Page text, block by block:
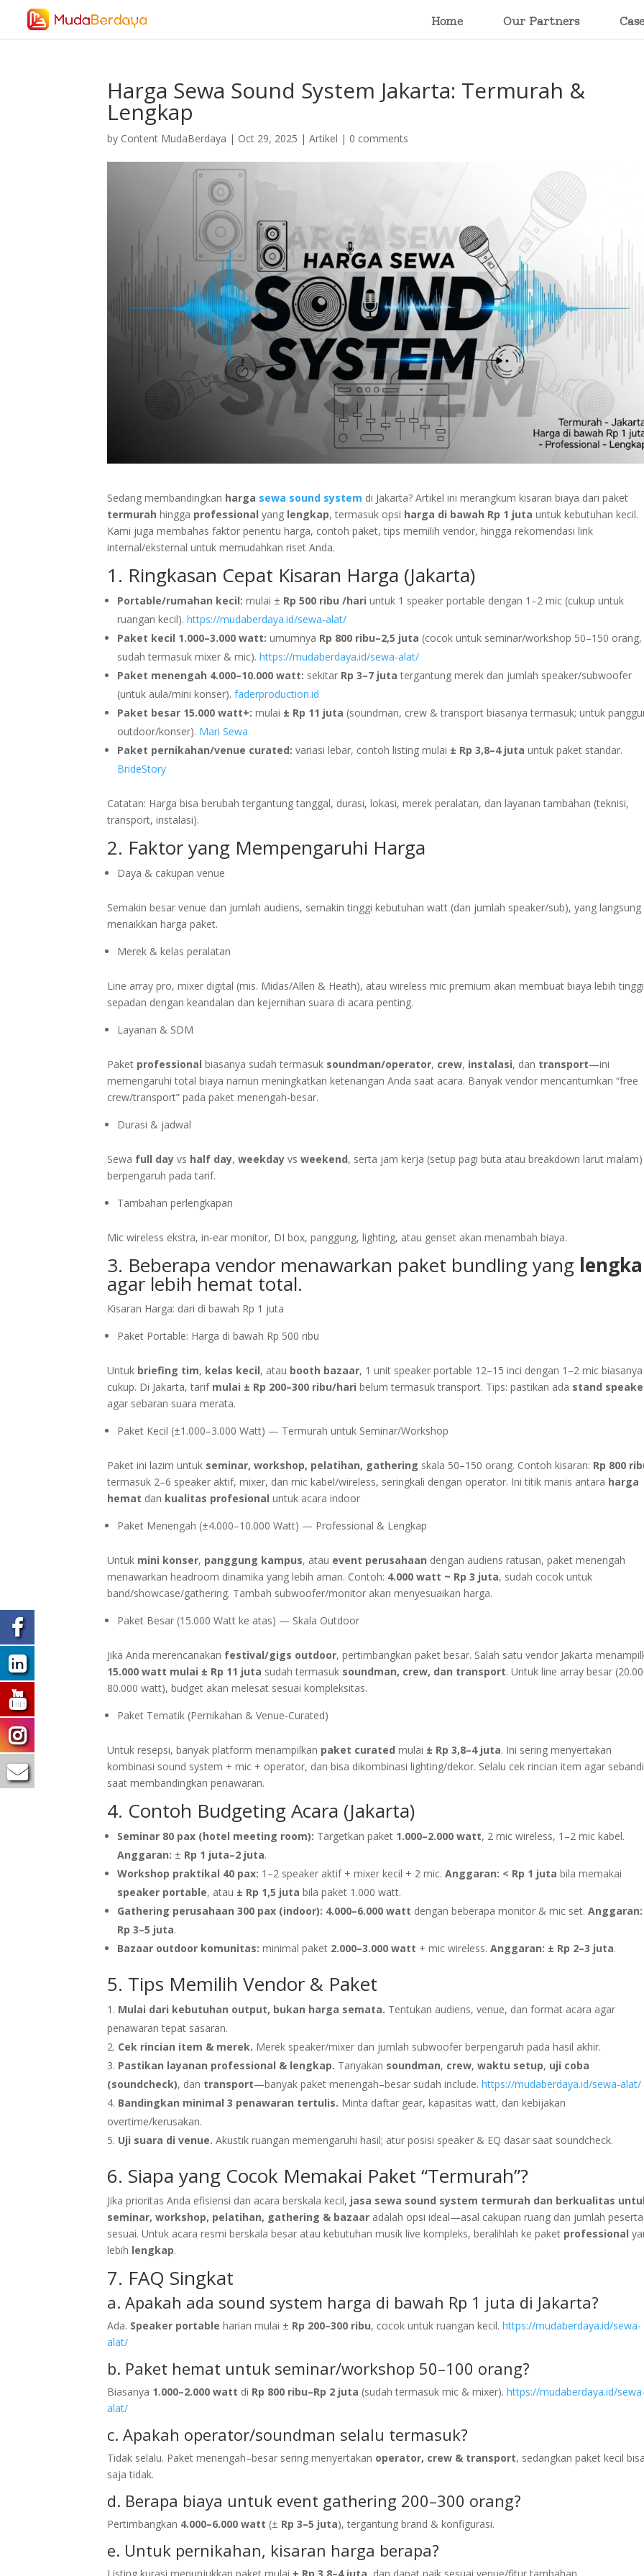
Home Our Partners
Harga Sewa Sound System Jakarta: Termurah &
Lengkap
by Content MudaBerdaya | Oct 29, 2025 |Artikel | 0 comments
Sedang membandingkan harga sewa sound system di Jakarta? Artikel ini merangkum kisaran biaya dari paket
termurah hingga professional yang lengkap, termasuk opsi harga di bawah Rp 1 juta untuk kebutuhan kecil.
Kami juga membahas faktor penentu harga, contoh paket, tips memilih vendor, hingga rekomendasi link
internal/eksternal untuk memudahkan riset Anda.
1. Ringkasan Cepat Kisaran Harga (Jakarta)
Portable/rumahan kecil: mulai ± Rp 500 ribu /hari untuk 1 speaker portable dengan 1–2 mic (cukup untuk
ruangan kecil).https://mudaberdaya.id/sewa-alat/
Paket kecil 1.000–3.000 watt: umumnya Rp 800 ribu–2,5 juta (cocok untuk seminar/workshop 50–150 orang,
sudah termasuk mixer & mic).https://mudaberdaya.id/sewa-alat/
Paket menengah 4.000–10.000 watt: sekitar Rp 3–7 juta tergantung merek dan jumlah speaker/subwoofer
(untuk aula/mini konser).faderproduction.id
Paket besar 15.000 watt+: mulai ± Rp 11 juta (soundman, crew & transport biasanya termasuk; untuk
outdoor/konser). Mari Sewa
Paket pernikahan/venue curated: variasi lebar, contoh listing mulai ± Rp 3,8–4 juta untuk paket standar.
BrideStory
Catatan: Harga bisa berubah tergantung tanggal, durasi, lokasi, merek peralatan, dan layanan tambahan (teknisi,
transport, instalasi).
2. Faktor yang Mempengaruhi Harga
Daya & cakupan venue
Semakin besar venue dan jumlah audiens, semakin tinggi kebutuhan watt (dan jumlah speaker/sub), yang langsung
menaikkan harga paket.
Merek & kelas peralatan
Line array pro, mixer digital (mis. Midas/Allen & Heath), atau wireless mic premium akan membuat biaya lebih
sepadan dengan keandalan dan kejernihan suara di acara penting.
Layanan & SDM
Paket professional biasanya sudah termasuk soundman/operator, crew, instalasi, dan transport—ini
memengaruhi total biaya namun meningkatkan ketenangan Anda saat acara. Banyak vendor mencantumkan “free
crew/transport” pada paket menengah-besar.
Durasi & jadwal
Sewa full day vs half day,weekday vsweekend, serta jam kerja (setup pagi buta atau breakdown larut malam)
berpengaruh pada tarif.
Tambahan perlengkapan
Mic wireless ekstra, in-ear monitor, DI box, panggung, lighting, atau genset akan menambah biaya.
3. Beberapa vendor menawarkan paket bundling yang
agar lebih hemat total.
Kisaran Harga: dari di bawah Rp 1 juta
Paket Portable: Harga di bawah Rp 500 ribu
Untuk briefing tim, kelas kecil, atau booth bazaar, 1 unit speaker portable 12–15 inci dengan 1–2 mic biasanya
cukup. Di Jakarta, tarif mulai ± Rp 200–300 ribu/hari belum termasuk transport. Tips: pastikan ada stand
agar sebaran suara merata.
Paket Kecil (±1.000–3.000 Watt) — Termurah untuk Seminar/Workshop
Paket ini lazim untuk seminar, workshop, pelatihan, gathering skala 50–150 orang. Contoh kisaran: Rp 800
termasuk 2–6 speaker aktif, mixer, dan mic kabel/wireless, seringkali dengan operator. Ini titik manis antara harga
hemat dan kualitas profesional untuk acara indoor
Paket Menengah (±4.000–10.000 Watt) — Professional & Lengkap
Untuk mini konser, panggung kampus, atau event perusahaan dengan audiens ratusan, paket menengah
menawarkan headroom dinamika yang lebih aman. Contoh: 4.000 watt ~ Rp 3 juta, sudah cocok untuk
band/showcase/gathering. Tambah subwoofer/monitor akan menyesuaikan harga.
Paket Besar (15.000 Watt ke atas) — Skala Outdoor
Jika Anda merencanakan festival/gigs outdoor, pertimbangkan paket besar. Salah satu vendor Jakarta
15.000 watt mulai ± Rp 11 juta sudah termasuk soundman, crew, dan transport. Untuk line array besar
80.000 watt), budget akan melesat sesuai kompleksitas.
Paket Tematik (Pernikahan & Venue-Curated)
Untuk resepsi, banyak platform menampilkan paket curated mulai ± Rp 3,8–4 juta. Ini sering menyertakan
kombinasi sound system + mic + operator, dan bisa dikombinasi lighting/dekor. Selalu cek rincian item agar
saat membandingkan penawaran.
4. Contoh Budgeting Acara (Jakarta)
Seminar 80 pax (hotel meeting room): Targetkan paket 1.000–2.000 watt, 2 mic wireless, 1–2 mic kabel.
Anggaran: ± Rp 1 juta–2 juta.
Workshop praktikal 40 pax: 1–2 speaker aktif + mixer kecil + 2 mic.Anggaran: < Rp 1 juta bila memakai
speaker portable, atau ± Rp 1,5 juta bila paket 1.000 watt.
Gathering perusahaan 300 pax (indoor): 4.000–6.000 watt dengan beberapa monitor & mic set.Anggaran:
Rp 3–5 juta.
Bazaar outdoor komunitas: minimal paket 2.000–3.000 watt + mic wireless.Anggaran: ± Rp 2–3 juta.
5. Tips Memilih Vendor & Paket
Mulai dari kebutuhan output, bukan harga semata. Tentukan audiens, venue, dan format acara agar
penawaran tepat sasaran.
Cek rincian item & merek. Merek speaker/mixer dan jumlah subwoofer berpengaruh pada hasil akhir.
Pastikan layanan professional & lengkap. Tanyakan soundman, crew,waktu setup, uji coba
(soundcheck), dan transport—banyak paket menengah–besar sudah include.https://mudaberdaya.id/sewa-alat/
Bandingkan minimal 3 penawaran tertulis. Minta daftar gear, kapasitas watt, dan kebijakan
overtime/kerusakan.
Uji suara di venue. Akustik ruangan memengaruhi hasil; atur posisi speaker & EQ dasar saat soundcheck.
6. Siapa yang Cocok Memakai Paket “Termurah”?
Jika prioritas Anda efisiensi dan acara berskala kecil, jasa sewa sound system termurah dan berkualitas
seminar, workshop, pelatihan, gathering & bazaar adalah opsi ideal—asal cakupan ruang dan jumlah peserta
sesuai. Untuk acara resmi berskala besar atau kebutuhan musik live kompleks, beralihlah ke paket professional
lebih lengkap.
7. FAQ Singkat
a. Apakah ada sound system harga di bawah Rp 1 juta di Jakarta?
Ada. Speaker portable harian mulai ± Rp 200–300 ribu, cocok untuk ruangan kecil.https://mudaberdaya.id/sewa-
alat/
b. Paket hemat untuk seminar/workshop 50–100 orang?
Biasanya 1.000–2.000 watt di Rp 800 ribu–Rp 2 juta (sudah termasuk mic & mixer).https://mudaberdaya.id/
alat/
c. Apakah operator/soundman selalu termasuk?
Tidak selalu. Paket menengah–besar sering menyertakan operator, crew & transport, sedangkan paket kecil
saja tidak.
d. Berapa biaya untuk event gathering 200–300 orang?
Pertimbangkan 4.000–6.000 watt (± Rp 3–5 juta), tergantung brand & konfigurasi.
e. Untuk pernikahan, kisaran harga berapa?